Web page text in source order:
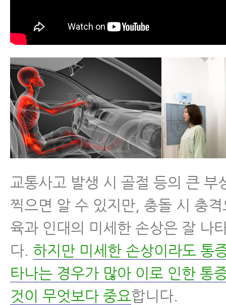
교통사고 발생 시 골절 등의 큰 부
찍으면 알 수 있지만, 충돌 시 충
육과 인대의 미세한 손상은 잘 나
다. 하지만 미세한 손상이라도 통
타나는 경우가 많아 이로 인한 통
것이 무엇보다 중요합니다.